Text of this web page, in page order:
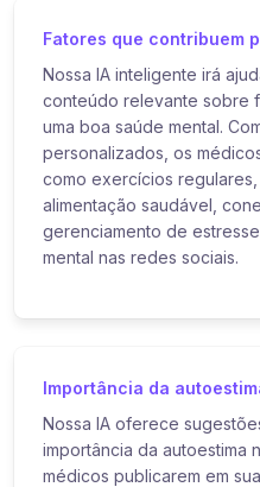
Fatores que contribuem
Nossa IA inteligente irá
conteúdo relevante sobre
uma boa saúde mental.
personalizados, os
como exercícios
alimentação saudável,
gerenciamento de
mental nas redes sociais.
Importância da
Nossa IA oferece
importância da autoestima
médicos publicarem em